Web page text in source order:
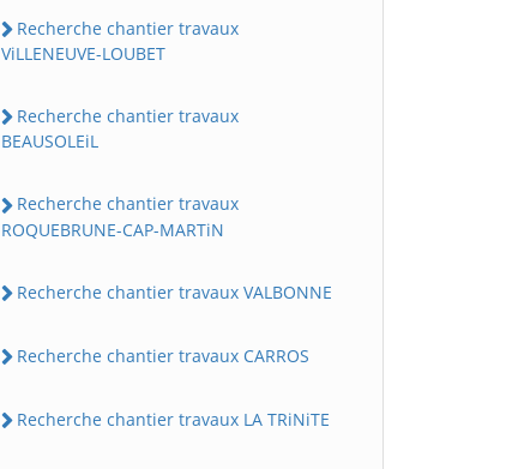
Recherche chantier travaux
ViLLENEUVE-LOUBET
Recherche chantier travaux
BEAUSOLEiL
Recherche chantier travaux
ROQUEBRUNE-CAP-MARTiN
Recherche chantier travaux VALBONNE
Recherche chantier travaux CARROS
Recherche chantier travaux LA TRiNiTE